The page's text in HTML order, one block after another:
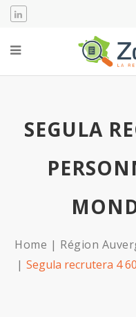
SEGULA
Home Région
Segula recrutera 4